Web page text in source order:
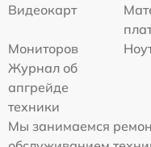
Видеокарт
Мониторов
Журнал об
апгрейде
техники
Мы занимаемся